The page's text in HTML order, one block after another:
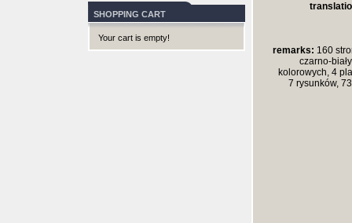
SHOPPING CART
Your cart is empty!
remarks: 160
czarno-
kolorowych, 4
7 rysunków,